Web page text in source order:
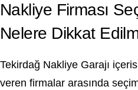
Nakliye Firması
Nelere Dikkat
Tekirdağ Nakliye Garajı
veren firmalar arasında